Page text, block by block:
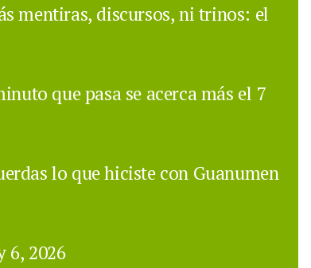
mentiras, discursos, ni trinos: el
que pasa se acerca más el 7
lo que hiciste con Guanumen
6, 2026